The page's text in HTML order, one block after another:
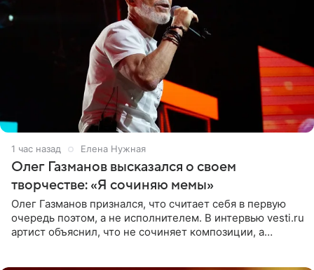
1 час назад Елена Нужная
Олег Газманов высказался о своем
творчестве: «Я сочиняю мемы»
Олег Газманов признался, что считает себя в первую
очередь поэтом, а не исполнителем. В интервью vesti.ru
артист объяснил, что не сочиняет композиции, а